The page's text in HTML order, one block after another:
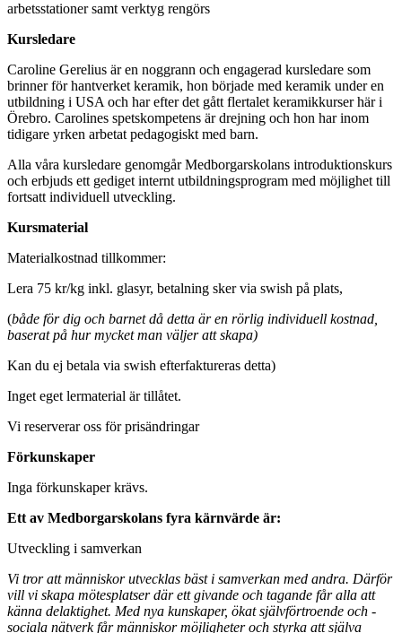
arbetsstationer samt verktyg rengörs
Kursledare
Caroline Gerelius är en noggrann och engagerad kursledare som
brinner för hantverket keramik, hon började med keramik under en
utbildning i USA och har efter det gått flertalet keramikkurser här i
Örebro. Carolines spetskompetens är drejning och hon har inom
tidigare yrken arbetat pedagogiskt med barn.
Alla våra kursledare genomgår Medborgarskolans introduktionskurs
och erbjuds ett gediget internt utbildningsprogram med möjlighet till
fortsatt individuell utveckling.
Kursmaterial
Materialkostnad tillkommer:
Lera 75 kr/kg inkl. glasyr, betalning sker via swish på plats,
(både för dig och barnet då detta är en rörlig individuell kostnad,
baserat på hur mycket man väljer att skapa)
Kan du ej betala via swish efterfaktureras detta)
Inget eget lermaterial är tillåtet.
Vi reserverar oss för prisändringar
Förkunskaper
Inga förkunskaper krävs.
Ett av Medborgarskolans fyra kärnvärde är:
Utveckling i samverkan
Vi tror att människor utvecklas bäst i samverkan med andra. Därför
vill vi skapa mötesplatser där ett givande och tagande får alla att
känna delaktighet. Med nya kunskaper, ökat självförtroende och ­
sociala nätverk får människor möjligheter och styrka att själva